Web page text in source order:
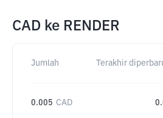
CAD ke RENDER
Jumlah Terakhir
0.005 CAD